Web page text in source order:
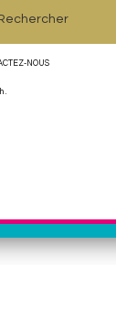
NOUS
.